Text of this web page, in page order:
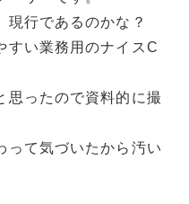
現行であるのかな？
すい業務用のナイスC
思ったので資料的に撮
って気づいたから汚い